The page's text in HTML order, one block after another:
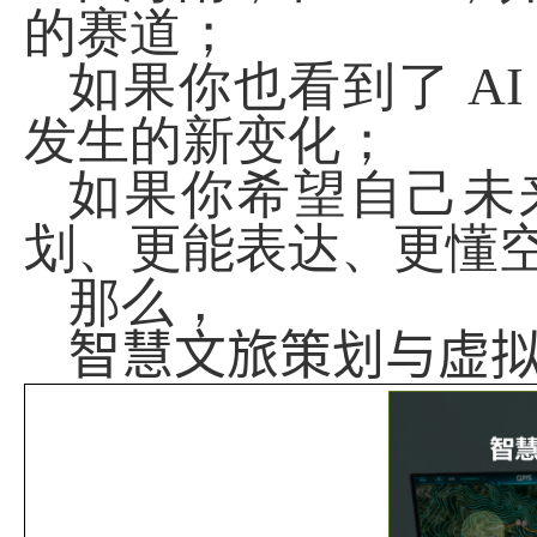
的赛道；
如果你也看到了
发生的新变化；
如果你希望自己
划、更能表达、更
那么，
智慧文旅策划与虚